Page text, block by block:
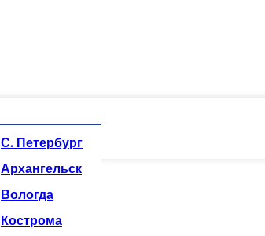
С. Петербург
Архангельск
Вологда
Кострома